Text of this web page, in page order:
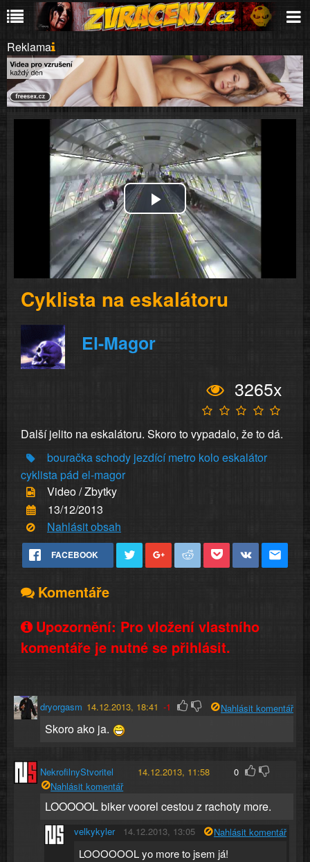
Reklama
Play
Video
Cyklista na eskalátoru
El-Magor
3265x
Další jelito na eskalátoru. Skoro to vypadalo, že to dá.
bouračkaschody jezdící metro koloeskalátor
cyklistapád el-magor
Video / Zbytky
13/12/2013
Nahlásit obsah
FACEBOOK
Komentáře
Upozornění: Pro vložení vlastního
komentáře je nutné se přihlásit.
dryorgasm 14.12.2013, 18:41 -1 Nahlásit komentář
Skoro ako ja.
NekrofilnyStvoritel 14.12.2013, 11:58
0
Nahlásit komentář
LOOOOOL biker voorel cestou z rachoty more.
velkykyler 14.12.2013, 13:05 Nahlásit komentář
LOOOOOOL yo more to jsem já!